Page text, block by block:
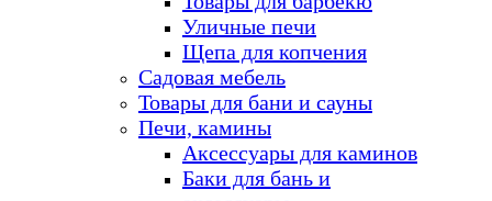
Уличные печи
Щепа для копчения
Садовая мебель
Товары для бани и сауны
Печи, камины
Аксессуары для каминов
Баки для бань и